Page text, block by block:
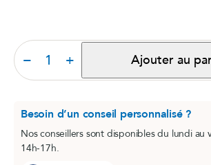
− + Ajouter au
Besoin d’un conseil personnalisé ?
Nos conseillers sont disponibles du lundi au
14h-17h.